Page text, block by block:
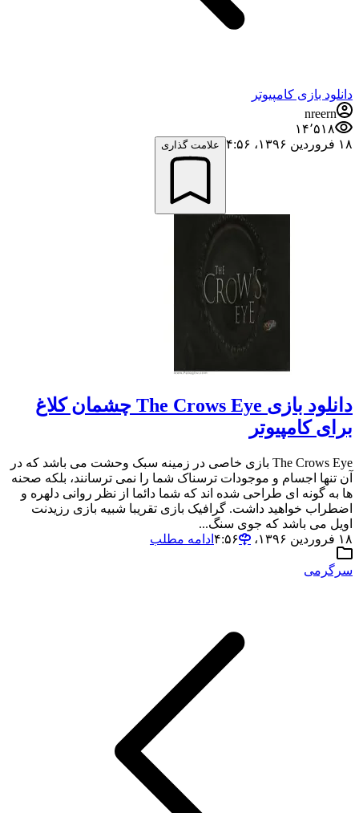
دانلود بازی کامپیوتر
nreern
۱۴٬۵۱۸
۱۸ فروردین ۱۳۹۶،‏ ۴:۵۶
علامت گذاری
دانلود بازی The Crows Eye چشمان کلاغ
برای کامپیوتر
The Crows Eye بازی خاصی در زمینه سبک وحشت می باشد که در
آن تنها اجسام و موجودات ترسناک شما را نمی ترسانند، بلکه صحنه
ها به گونه ای طراحی شده اند که شما دائما از نظر روانی دلهره و
اضطراب خواهید داشت. گرافیک بازی تقریبا شبیه بازی رزیدنت
اویل می باشد که جوی سنگ...
۱۸ فروردین ۱۳۹۶،‏ ۴:۵۶
ادامه مطلب
سرگرمی